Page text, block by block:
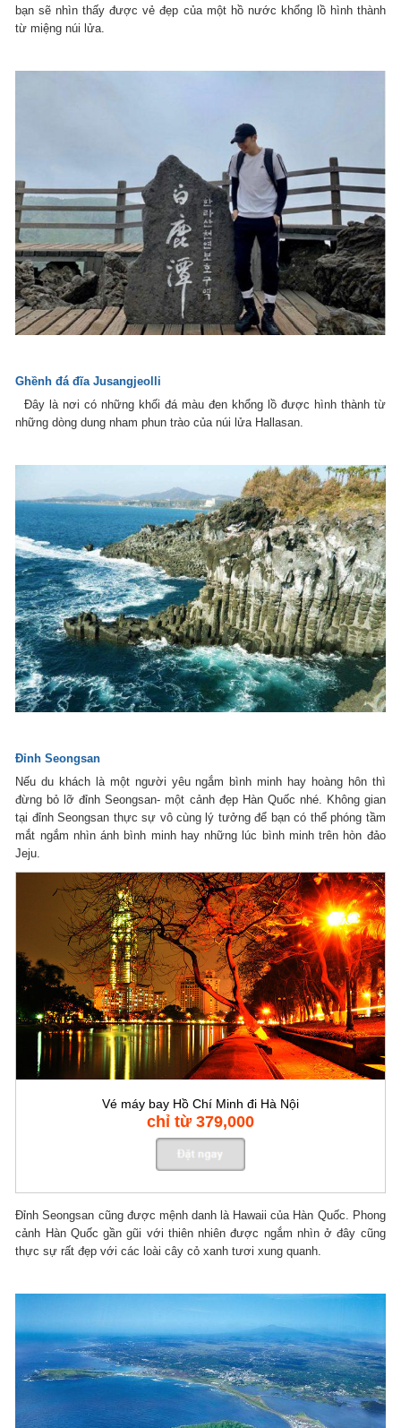
bạn sẽ nhìn thấy được vẻ đẹp của một hồ nước khổng lồ hình thành
từ miệng núi lửa.
Ghềnh đá đĩa Jusangjeolli
Đây là nơi có những khối đá màu đen khổng lồ được hình thành từ
những dòng dung nham phun trào của núi lửa Hallasan.
Đỉnh Seongsan
Nếu du khách là một người yêu ngắm bình minh hay hoàng hôn thì
đừng bỏ lỡ đỉnh Seongsan- một cảnh đẹp Hàn Quốc nhé. Không gian
tại đỉnh Seongsan thực sự vô cùng lý tưởng để bạn có thể phóng tầm
mắt ngắm nhìn ánh bình minh hay những lúc bình minh trên hòn đảo
Jeju.
Vé máy bay Hồ Chí Minh đi Hà Nội
chỉ từ 379,000
Đỉnh Seongsan cũng được mệnh danh là Hawaii của Hàn Quốc. Phong
cảnh Hàn Quốc gần gũi với thiên nhiên được ngắm nhìn ở đây cũng
thực sự rất đẹp với các loài cây cỏ xanh tươi xung quanh.